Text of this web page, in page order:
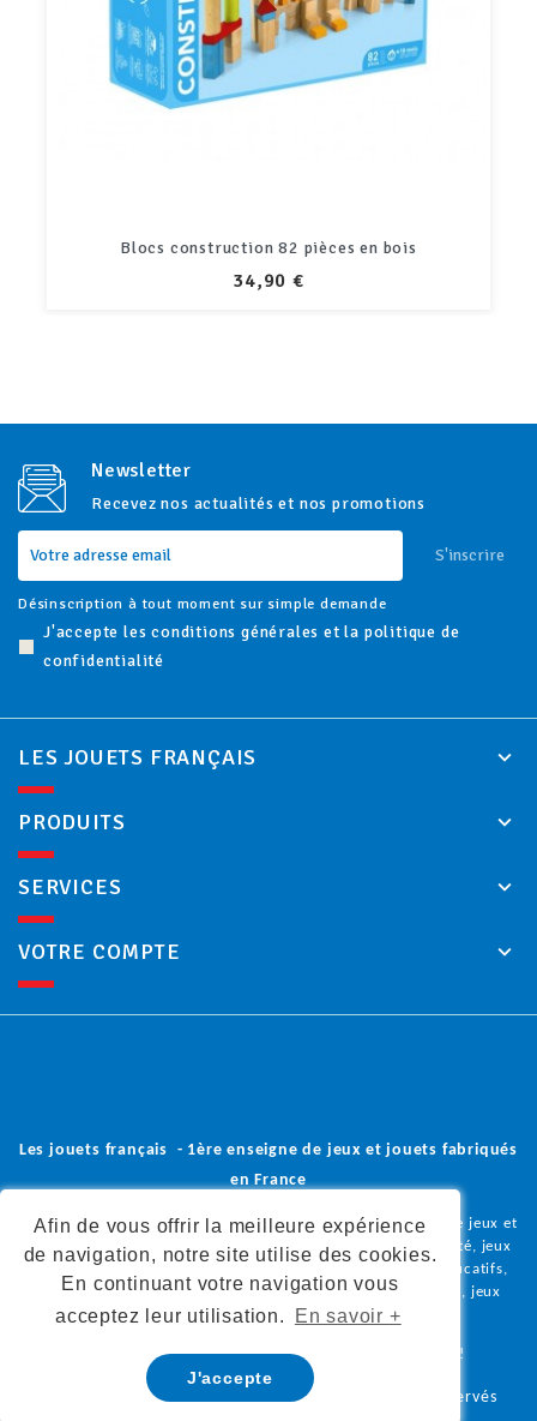
Afin de vous offrir la meilleure expérience
de navigation, notre site utilise des cookies.
En continuant votre navigation vous
acceptez leur utilisation.
En savoir +
J'accepte
Blocs construction 82 pièces en bois
Newsletter
Recevez nos actualités et nos promotions
S'inscrire
Désinscription à tout moment sur simple demande
J'accepte les conditions générales et la politique de
confidentialité
LES JOUETS FRANÇAIS
PRODUITS
SERVICES
VOTRE COMPTE
Les jouets français - 1ère enseigne de jeux et jouets fabriqués
en France
Vous trouverez dans notre boutique en ligne une sélection de jeux et
jouets en bois, peluches et doudous, poupées, jeux de société, jeux
coopératifs, jeux de construction, jeux d'imitation, jeux éducatifs,
déguisements, jeux d'éveil, jeux de plein air, loisirs créatifs, jeux
olfactifs, tous fabriqués en France.
Donnez à vos enfants la liberté de grandir autrement !
Copyright © 2023 - Les jouets français - Tous droits réservés